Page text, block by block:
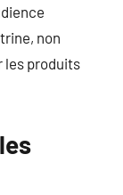
non
les produits